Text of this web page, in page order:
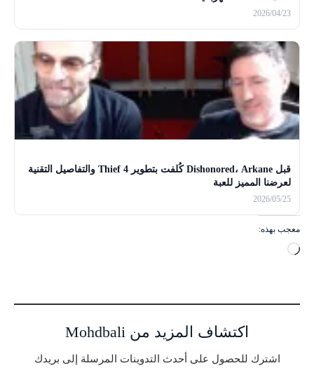
2026/04/23
قبل Dishonored، Arkane كُلفت بتطوير Thief 4 والتفاصيل التقنية
لعرضنا المميز للعبة
2026/05/25
معجب بهذه:
ج
اكتشاف المزيد من Mohdbali
اشترك للحصول على أحدث التدوينات المرسلة إلى بريدك